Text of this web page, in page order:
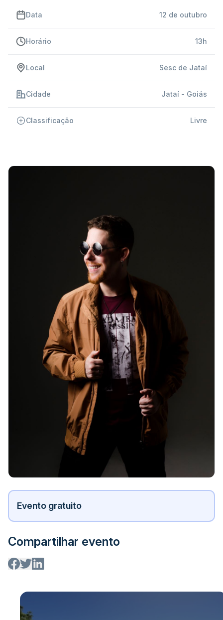
Data 12 de outubro
Horário 13h
Local Sesc de Jataí
Cidade Jataí - Goiás
Classificação Livre
Evento gratuito
Compartilhar evento